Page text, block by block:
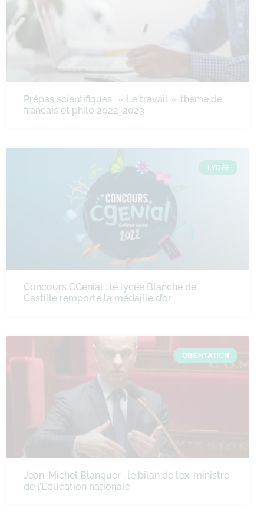
Prépas scientifiques : « Le travail », thème de
français et philo 2022-2023
LYCÉE
Concours CGénial : le lycée Blanche de
Castille remporte la médaille d’or
ORIENTATION
Jean-Michel Blanquer : le bilan de l’ex-ministre
de l’Éducation nationale